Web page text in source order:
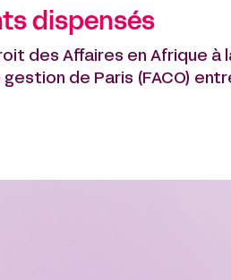
dispensés
des Affaires en Afrique à
de Paris (FACO)